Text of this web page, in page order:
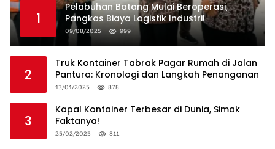
1
Pelabuhan Batang Mulai Beroperasi,
Pangkas Biaya Logistik Industri!
09/08/2025 999
2
Truk Kontainer Tabrak Pagar Rumah di Jalan
Pantura: Kronologi dan Langkah Penanganan
13/01/2025 878
3
Kapal Kontainer Terbesar di Dunia, Simak
Faktanya!
25/02/2025 811